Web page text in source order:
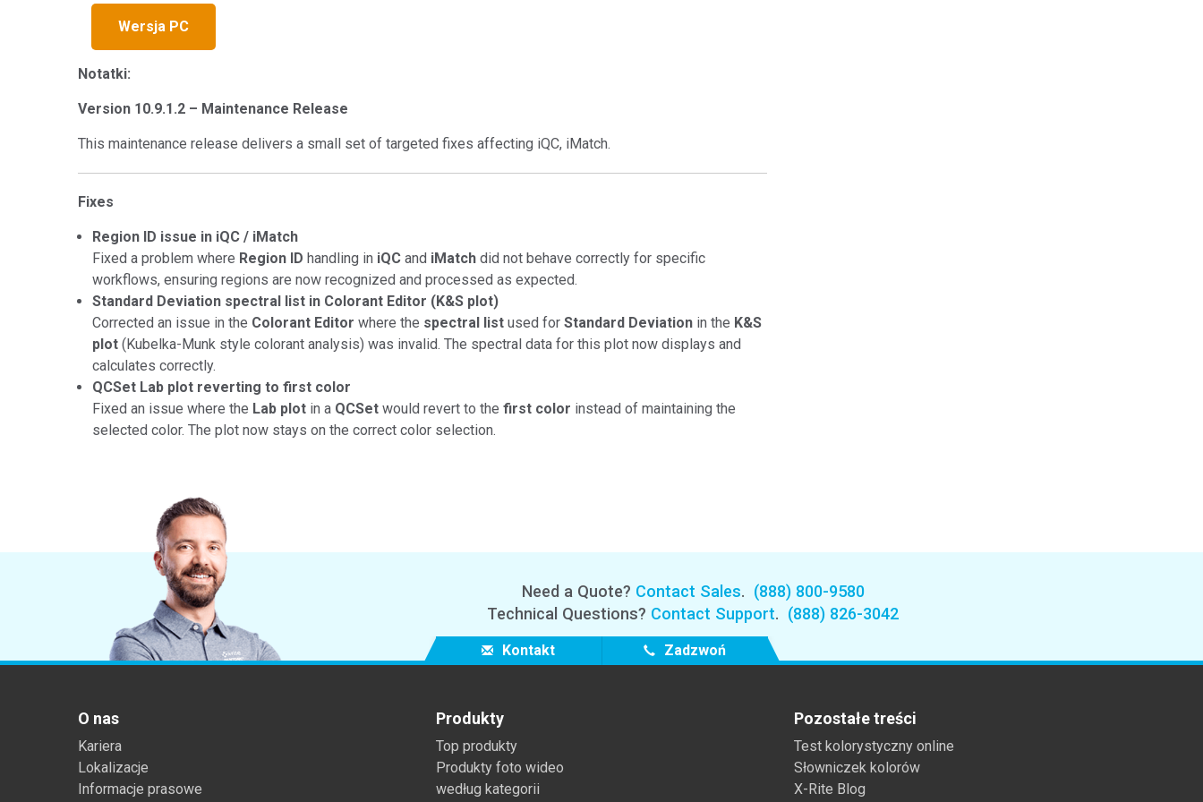
Tworzywa sztuczne
Wersja PC
Notatki:
Version 10.9.1.2 – Maintenance Release
This maintenance release delivers a small set of targeted fixes affecting iQC, iMatch.
Fixes
Region ID issue in iQC / iMatch
Fixed a problem where Region ID handling in iQC and iMatch did not behave correctly for specific
workflows, ensuring regions are now recognized and processed as expected.
Standard Deviation spectral list in Colorant Editor (K&S plot)
Corrected an issue in the Colorant Editor where the spectral list used for Standard Deviation in the K&S
plot (Kubelka-Munk style colorant analysis) was invalid. The spectral data for this plot now displays and
calculates correctly.
QCSet Lab plot reverting to first color
Fixed an issue where the Lab plot in a QCSet would revert to the first color instead of maintaining the
selected color. The plot now stays on the correct color selection.
Need a Quote? Contact Sales. (888) 800-9580
Technical Questions? Contact Support. (888) 826-3042
Kontakt Zadzwoń
O nas
Kariera
Lokalizacje
Informacje prasowe
Produkty
Top produkty
Produkty foto wideo
według kategorii
Pozostałe treści
Test kolorystyczny online
Słowniczek kolorów
X-Rite Blog